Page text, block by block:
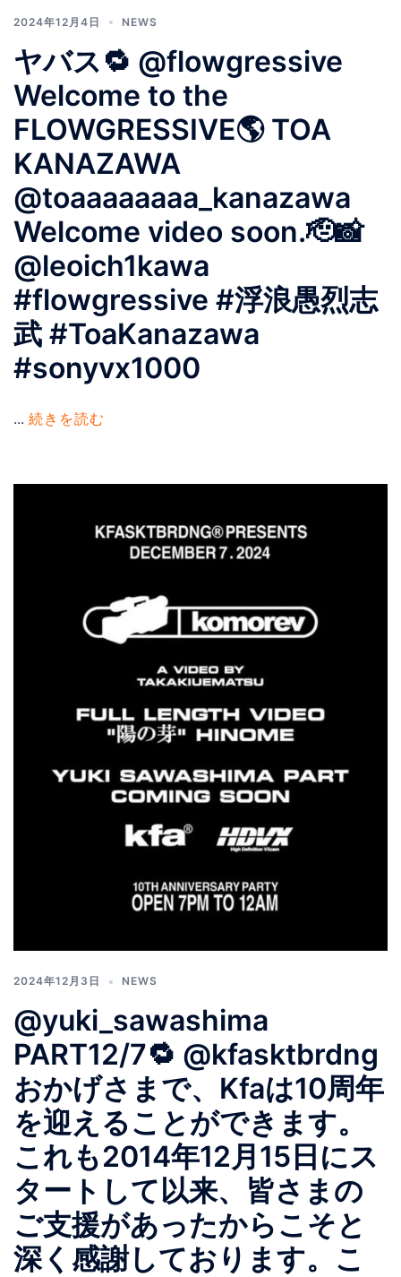
2024年12月4日 NEWS
ヤバス🔁 @flowgressive
Welcome to the
FLOWGRESSIVE🌎 TOA
KANAZAWA
@toaaaaaaaa_kanazawa
Welcome video soon.🫡📸
@leoich1kawa
#flowgressive #浮浪愚烈志
武 #ToaKanazawa
#sonyvx1000
... 続きを読む
2024年12月3日 NEWS
@yuki_sawashima
PART12/7🔁 @kfasktbrdng
おかげさまで、Kfaは10周年
を迎えることができます。
これも2014年12月15日にス
タートして以来、皆さまの
ご支援があったからこそと
深く感謝しております。こ